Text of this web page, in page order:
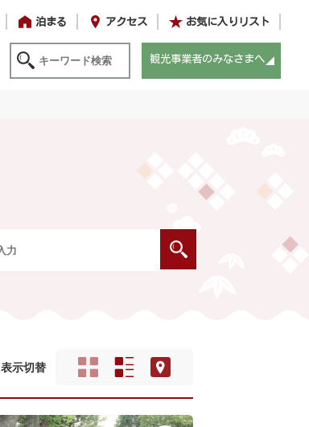
泊まる アクセス お気に入りリスト
観光事業者のみなさまへ
表示切替